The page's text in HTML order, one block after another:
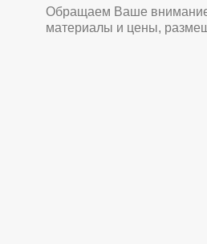
Обращаем Ваше внимание
материалы и цены,